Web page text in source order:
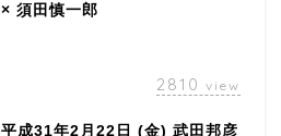
× 須田慎一郎
2810 view
平成31年2月22日 (金) 武田邦彦